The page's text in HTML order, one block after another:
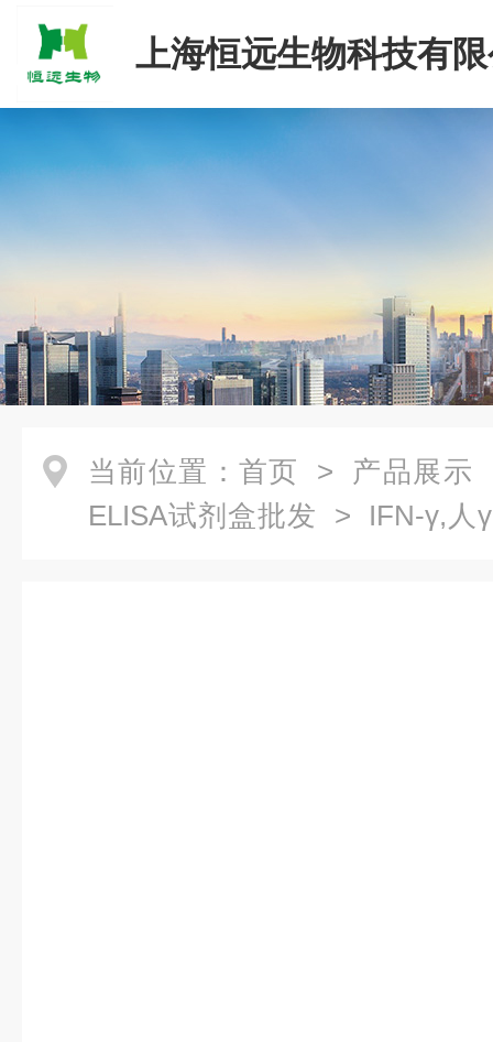
上海恒远生物科技有
当前位置： 首页 > 产品展示
ELISA试剂盒批发 > IFN-γ,人